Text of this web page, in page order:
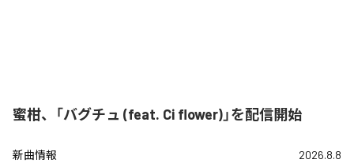
蜜柑、「バグチュ (feat. Ci flower)」を配信開始
新曲情報 2026.8.8